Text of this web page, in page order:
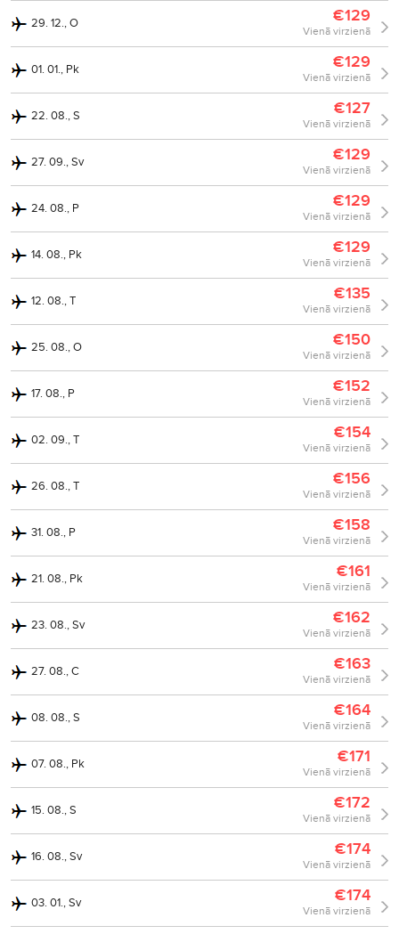
29. 12., O €129
Vienā virzienā
01. 01., Pk €129
Vienā virzienā
22. 08., S €127
Vienā virzienā
27. 09., Sv €129
Vienā virzienā
24. 08., P €129
Vienā virzienā
14. 08., Pk €129
Vienā virzienā
12. 08., T €135
Vienā virzienā
25. 08., O €150
Vienā virzienā
17. 08., P €152
Vienā virzienā
02. 09., T €154
Vienā virzienā
26. 08., T €156
Vienā virzienā
31. 08., P €158
Vienā virzienā
21. 08., Pk €161
Vienā virzienā
23. 08., Sv €162
Vienā virzienā
27. 08., C €163
Vienā virzienā
08. 08., S €164
Vienā virzienā
07. 08., Pk €171
Vienā virzienā
15. 08., S €172
Vienā virzienā
16. 08., Sv €174
Vienā virzienā
03. 01., Sv €174
Vienā virzienā